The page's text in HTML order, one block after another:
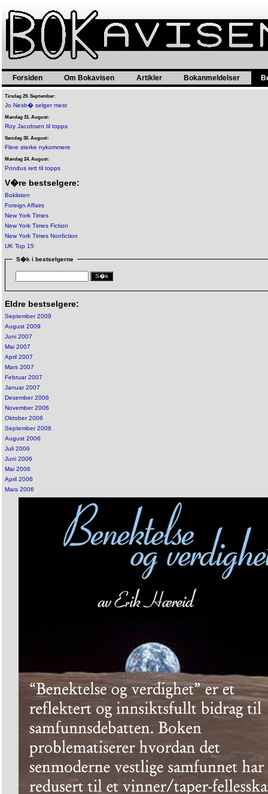
Forsiden Om Bokavisen Artikler Bokanmeldelser
Tirsdag 29. September:
Jo Nesb� selger mest
Mandag 31. August:
Roy Jacobsen til topps
Søndag 30. August:
Flere sterke nykommere
Mandag 24. August:
Pondus rett til topps
V�re bestselgere:
Boklisten
Foreign Affairs
New York Times
New York Times Fiction
New York Times Nonfiction
UK Top 15
S�k i bestselgerne
Eldre bestselgere:
September 2009
August 2009
Juni 2007
Mai 2007
April 2007
Mars 2007
Februar 2007
Januar 2007
Desember 2006
November 2006
Oktober 2006
September 2006
August 2006
Juli 2006
Juni 2006
Mai 2006
April 2006
Mars 2006